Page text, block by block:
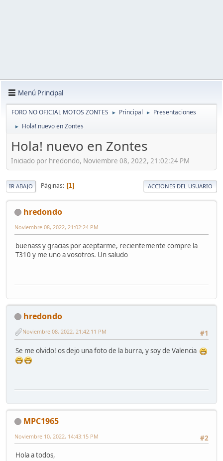
Menú Principal
FORO NO OFICIAL MOTOS ZONTES ► Principal ► Presentaciones
► Hola! nuevo en Zontes
Hola! nuevo en Zontes
Iniciado por hredondo, Noviembre 08, 2022, 21:02:24 PM
IR ABAJO Páginas 1 ACCIONES DEL USUARIO
hredondo
Noviembre 08, 2022, 21:02:24 PM
buenass y gracias por aceptarme, recientemente compre la
T310 y me uno a vosotros. Un saludo
hredondo
#1
Noviembre 08, 2022, 21:42:11 PM
Se me olvido! os dejo una foto de la burra, y soy de Valencia
MPC1965
#2
Noviembre 10, 2022, 14:43:15 PM
Hola a todos,